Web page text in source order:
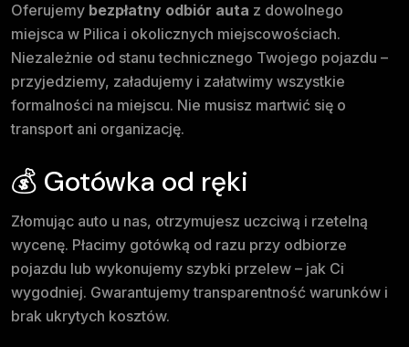
Oferujemy bezpłatny odbiór auta z dowolnego
miejsca w Pilica i okolicznych miejscowościach.
Niezależnie od stanu technicznego Twojego pojazdu –
przyjedziemy, załadujemy i załatwimy wszystkie
formalności na miejscu. Nie musisz martwić się o
transport ani organizację.
💰 Gotówka od ręki
Złomując auto u nas, otrzymujesz uczciwą i rzetelną
wycenę. Płacimy gotówką od razu przy odbiorze
pojazdu lub wykonujemy szybki przelew – jak Ci
wygodniej. Gwarantujemy transparentność warunków i
brak ukrytych kosztów.